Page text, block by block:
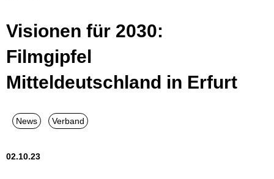
Visionen für 2030:
Filmgipfel
Mitteldeutschland in Erfurt
02.10.23